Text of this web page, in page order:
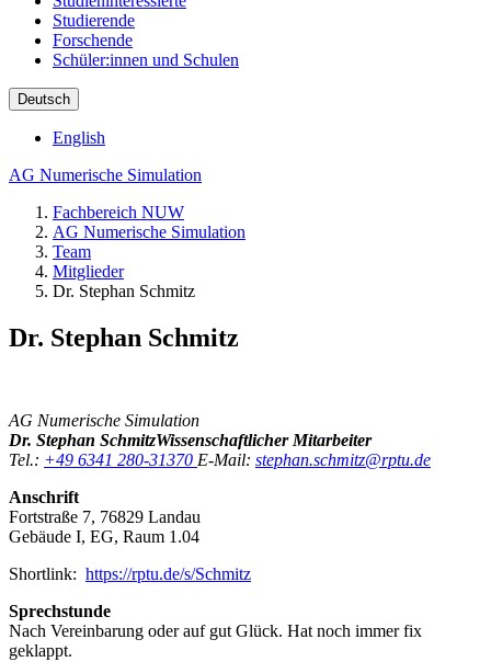
Studierende
Forschende
Schüler:innen und Schulen
Deutsch
English
AG Numerische Simulation
Fachbereich NUW
AG Numerische Simulation
Team
Mitglieder
Dr. Stephan Schmitz
Dr. Stephan Schmitz
AG Numerische Simulation
Dr. Stephan SchmitzWissenschaftlicher Mitarbeiter
Tel.: +49 6341 280-31370 E-Mail: stephan.schmitz@rptu.de
Anschrift
Fortstraße 7, 76829 Landau
Gebäude I, EG, Raum 1.04
Shortlink: https://rptu.de/s/Schmitz
Sprechstunde
Nach Vereinbarung oder auf gut Glück. Hat noch immer fix
geklappt.